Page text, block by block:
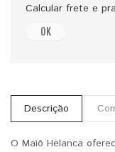
Calcular frete e
OK
Descrição
O Maiô Helanca